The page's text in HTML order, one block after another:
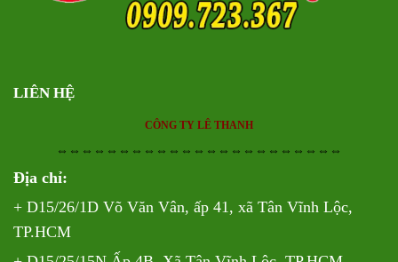
LIÊN HỆ
CÔNG TY LÊ THANH
⇔⇔⇔⇔⇔⇔⇔⇔⇔⇔⇔⇔⇔⇔⇔⇔⇔⇔⇔⇔⇔⇔⇔
Địa chỉ:
+ D15/26/1D Võ Văn Vân, ấp 41, xã Tân Vĩnh Lộc,
TP.HCM